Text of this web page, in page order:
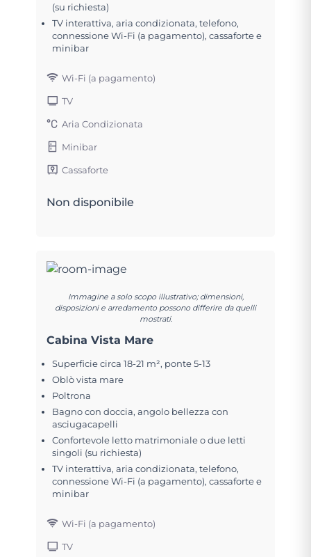
(su richiesta)
TV interattiva, aria condizionata, telefono,
connessione Wi-Fi (a pagamento), cassaforte e
minibar
Wi-Fi (a pagamento)
TV
Aria Condizionata
Minibar
Cassaforte
Non disponibile
Immagine a solo scopo illustrativo; dimensioni,
disposizioni e arredamento possono differire da quelli
mostrati.
Cabina Vista Mare
Superficie circa 18-21 m², ponte 5-13
Oblò vista mare
Poltrona
Bagno con doccia, angolo bellezza con
asciugacapelli
Confortevole letto matrimoniale o due letti
singoli (su richiesta)
TV interattiva, aria condizionata, telefono,
connessione Wi-Fi (a pagamento), cassaforte e
minibar
Wi-Fi (a pagamento)
TV